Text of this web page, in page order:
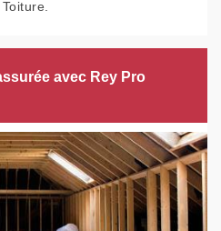
avec Rey Pro